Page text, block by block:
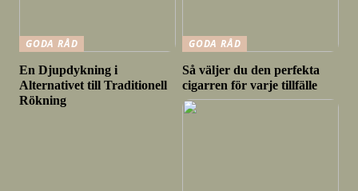
GODA RÅD
En Djupdykning i
Alternativet till Traditionell
Rökning
GODA RÅD
Så väljer du den perfekta
cigarren för varje tillfälle